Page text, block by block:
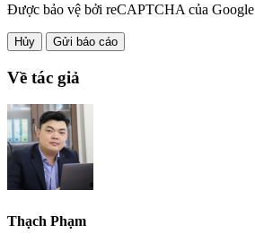
Được bảo vệ bởi reCAPTCHA của Google
Hủy Gửi báo cáo
Về tác giả
Thạch Phạm